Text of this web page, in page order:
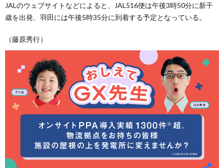
JALのウェブサイトなどによると、JAL516便は午後3時50分に新千
歳を出発、羽田には午後5時35分に到着する予定となっている。
（藤原秀行）